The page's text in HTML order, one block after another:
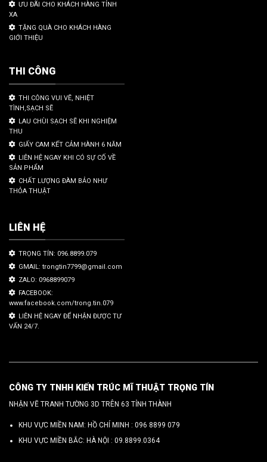
ƯU ĐÃI CHO KHÁCH HÀNG TỈNH
XA
TẶNG QUÀ CHO KHÁCH HÀNG
GIỚI THIỆU
THI CÔNG
THI CÔNG VUI VẼ, NHIỆT
TÌNH,SẠCH SẼ
LAU CHÙI SẠCH SẼ KHI NGHIỆM
THU
GIẤY CAM KẾT CẢM HÀNH 6 NĂM
LIÊN HỆ NGAY KHI CÓ SỰ CỐ VỀ
SẢN PHẨM
CHẤT LƯỢNG ĐÀM BẢO NHƯ
THỎA THUẬT
LIÊN HỆ
TRỌNG TÍN: 096.8899.079
GMAIL: trongtin7799@gmail.com
ZALO: 0968899079
FACEBOOK:
www.facebook.com/trong.tin.079
LIÊN HỆ NGAY ĐỂ NHẬN ĐƯỢC TƯ
VẤN 24/7.
CÔNG TY TNHH KIẾN TRÚC MĨ THUẬT TRỌNG TÍN
NHẬN VẼ TRANH TƯỜNG 3D TRÊN 63 TỈNH THÀNH
KHU VỰC MIỀN NAM: HỒ CHÍ MINH : 096 8899 079
KHU VỰC MIỀN BẮC: HÀ NỘI : 09.8899.0364